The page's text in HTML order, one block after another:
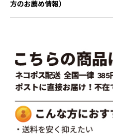
方のお薦め情報）